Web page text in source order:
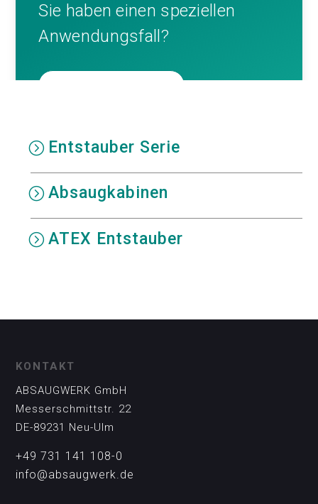
Sie haben einen speziellen
Anwendungsfall?
Entstauber Serie
Absaugkabinen
ATEX Entstauber
KONTAKT
ABSAUGWERK GmbH
Messerschmittstr. 22
DE-89231 Neu-Ulm
+49 731 141 108-0
info@absaugwerk.de